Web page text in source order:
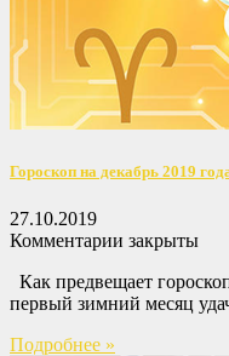
Гороскоп на декабрь 2019
27.10.2019
Комментарии закрыты
Как предвещает
первый зимний месяц
Подробнее »